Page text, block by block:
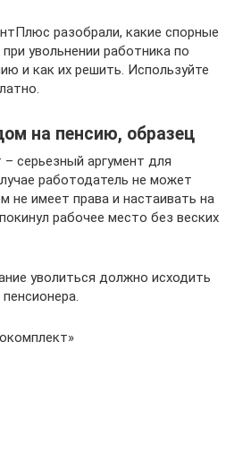
разобрали, какие спорные
увольнении работника по
и как их решить. Используйте
на пенсию, образец
серьезный аргумент для
работодатель не может
не имеет права и настаивать на
рабочее место без веских
уволиться должно исходить